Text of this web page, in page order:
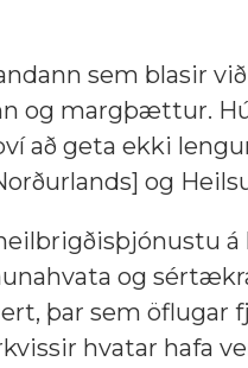
sem blasir
og margþættur.
að geta ekki
og
og
þar sem
hvatar hafa